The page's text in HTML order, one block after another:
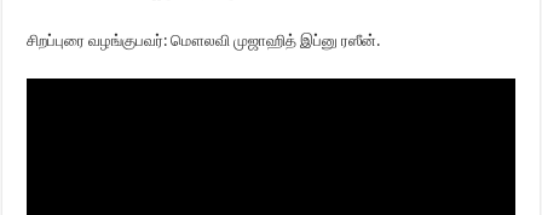
சிறப்புரை வழங்குபவர்: மௌலவி முஜாஹித் இப்னு ரஸீன்.